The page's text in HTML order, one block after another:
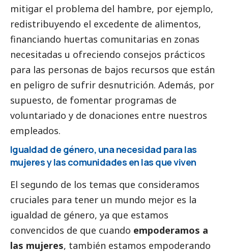
mitigar el problema del hambre, por ejemplo,
redistribuyendo el excedente de alimentos,
financiando huertas comunitarias en zonas
necesitadas u ofreciendo consejos prácticos
para las personas de bajos recursos que están
en peligro de sufrir desnutrición. Además, por
supuesto, de fomentar programas de
voluntariado y de donaciones entre nuestros
empleados.
Igualdad de género, una necesidad para las
mujeres y las comunidades en las que viven
El segundo de los temas que consideramos
cruciales para tener un mundo mejor es la
igualdad de género, ya que estamos
convencidos de que cuando empoderamos a
las mujeres, también estamos empoderando